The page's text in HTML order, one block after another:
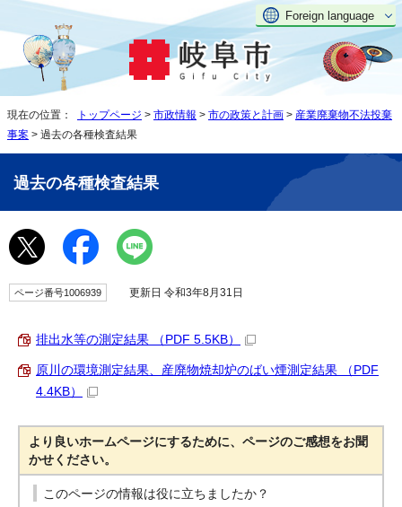
Foreign language
現在の位置： トップページ > 市政情報 > 市の政策と計画 > 産業廃棄物不法投棄
事案 > 過去の各種検査結果
過去の各種検査結果
ページ番号1006939 更新日 令和3年8月31日
排出水等の測定結果 （PDF 5.5KB）
原川の環境測定結果、産廃物焼却炉のばい煙測定結果 （PDF
4.4KB）
より良いホームページにするために、ページのご感想をお聞
かせください。
このページの情報は役に立ちましたか？